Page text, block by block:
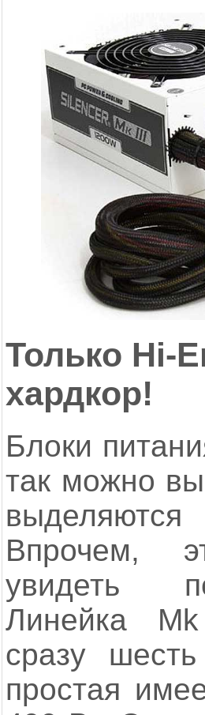
Только Hi-
хардкор!
Блоки
так можно
Впрочем,
увидеть
Линейка
сразу
простая